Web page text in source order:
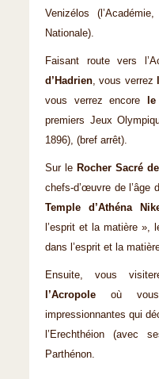
Venizélos
Nationale).
Faisant route vers
d’Hadrien, vous verrez
vous verrez encore
premiers Jeux
1896), (bref arrêt).
Sur le Rocher Sacré
chefs-d’œuvre de l’âge
Temple d’Athéna
l’esprit et la matière »,
dans l’esprit et la
Ensuite, vous
l’Acropole où vous
impressionnantes qui
l’Erechthéion (avec
Parthénon.